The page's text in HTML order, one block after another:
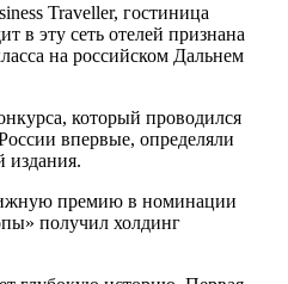
Traveller, гостиница
в эту сеть отелей признана
на российском Дальнем
который проводился
впервые, определяли
издания.
премию в номинации
получил холдинг